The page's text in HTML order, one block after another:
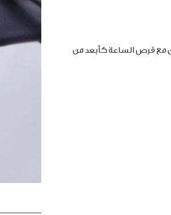
مع قرص الساعة كأبعد من